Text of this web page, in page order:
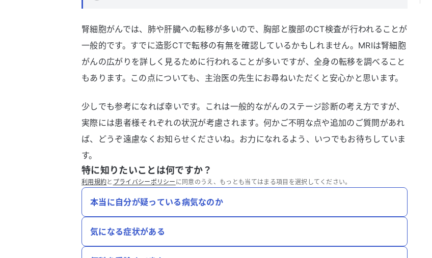
腎細胞がんでは、肺や肝臓への転移が多いので、胸部と腹部のCT検査が行われることが
一般的です。すでに造影CTで転移の有無を確認しているかもしれません。MRIは腎細胞
がんの広がりを詳しく見るために行われることが多いですが、全身の転移を調べること
もあります。この点についても、主治医の先生にお尋ねいただくと安心かと思います。
少しでも参考になれば幸いです。これは一般的ながんのステージ診断の考え方ですが、
実際には患者様それぞれの状況が考慮されます。何かご不明な点や追加のご質問があれ
ば、どうぞ遠慮なくお知らせくださいね。お力になれるよう、いつでもお待ちしていま
す。
特に知りたいことは何ですか？
利用規約と プライバシーポリシー に同意のうえ、もっとも当てはまる項目を選択してください。
本当に自分が疑っている病気なのか
気になる症状がある